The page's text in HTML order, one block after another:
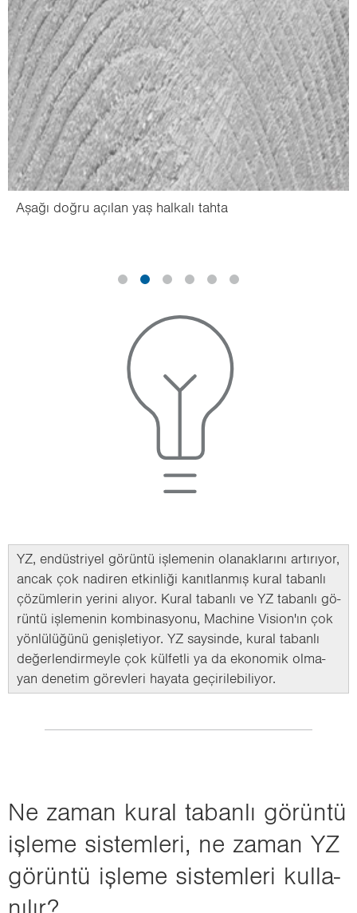
Aşağı doğru açılan yaş halkalı tahta
YZ, en­düst­ri­yel gö­rün­tü iş­le­me­nin ola­nak­la­rı­nı ar­tı­rı­yor,
ancak çok na­di­ren et­kin­li­ği ka­nıt­lan­mış kural ta­ban­lı
çö­züm­le­rin ye­ri­ni alı­yor. Kural ta­ban­lı ve YZ ta­ban­lı gö­
rün­tü iş­le­me­nin kom­bi­nas­yo­nu, Mac­hi­ne Vi­si­on'ın çok
yön­lü­lü­ğü­nü ge­niş­le­ti­yor. YZ say­sin­de, kural ta­ban­lı
de­ğer­len­dir­mey­le çok kül­fet­li ya da eko­no­mik ol­ma­
yan de­ne­tim gö­rev­le­ri ha­ya­ta ge­çi­ri­le­bi­li­yor.
Ne zaman kural ta­ban­lı gö­rün­tü
iş­le­me sis­tem­le­ri, ne zaman YZ
gö­rün­tü iş­le­me sis­tem­le­ri kul­la­
nı­lır?